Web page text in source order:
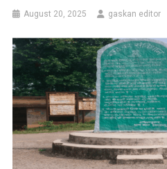
August 20, 2025 gaskan editor